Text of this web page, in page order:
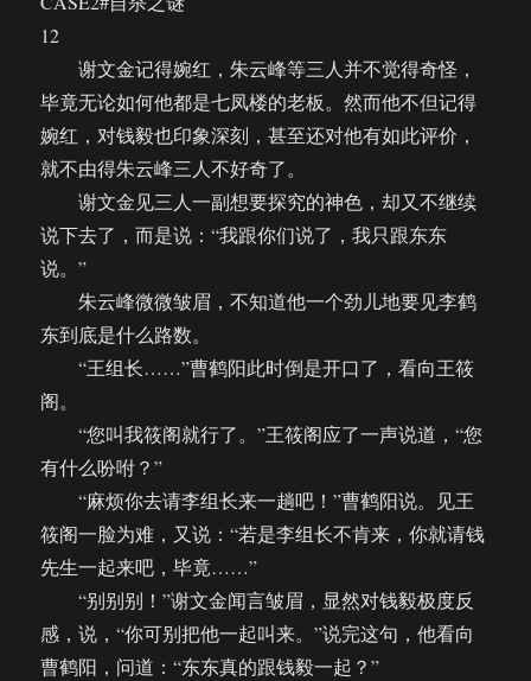
12
谢文金记得婉红，朱云峰等三人并不觉得奇怪，
毕竟无论如何他都是七凤楼的老板。然而他不但记得
婉红，对钱毅也印象深刻，甚至还对他有如此评价，
就不由得朱云峰三人不好奇了。
谢文金见三人一副想要探究的神色，却又不继续
说下去了，而是说：“我跟你们说了，我只跟东东
说。”
朱云峰微微皱眉，不知道他一个劲儿地要见李鹤
东到底是什么路数。
“王组长……”曹鹤阳此时倒是开口了，看向王筱
阁。
“您叫我筱阁就行了。”王筱阁应了一声说道，“您
有什么吩咐？”
“麻烦你去请李组长来一趟吧！”曹鹤阳说。见王
筱阁一脸为难，又说：“若是李组长不肯来，你就请钱
先生一起来吧，毕竟……”
“别别别！”谢文金闻言皱眉，显然对钱毅极度反
感，说，“你可别把他一起叫来。”说完这句，他看向
曹鹤阳，问道：“东东真的跟钱毅一起？”